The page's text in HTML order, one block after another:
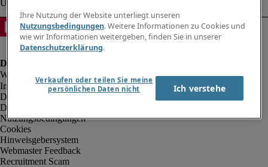
Impressum
Datenschutz
Datenschutz Arbeitnehmer/Zeitarbeitskräfte
Nutzungsbedingungen
Cookies
Hinweisgebersystem
Webmaster Feedback
Recruitment Scam
Ihre Nutzung der Website unterliegt unseren
Nutzungsbedingungen. Weitere Informationen zu Cookies und
wie wir Informationen weitergeben, finden Sie in unserer
Datenschutzerklärung.
Verkaufen oder teilen Sie meine
persönlichen Daten nicht
Ich verstehe